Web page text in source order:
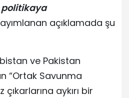
politikaya
açıklamada şu
ve Pakistan
“Ortak Savunma
çıkarlarına aykırı bir